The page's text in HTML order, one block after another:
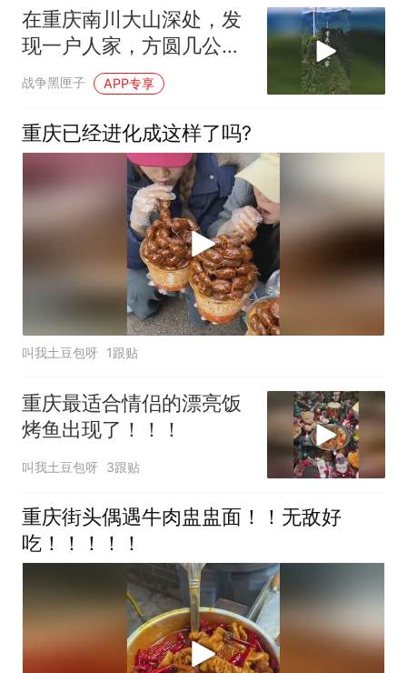
在重庆南川大山深处，发
现一户人家，方圆几公里
就他一户，村长是他
战争黑匣子 APP专享
重庆已经进化成这样了吗?
叫我土豆包呀 1跟贴
重庆最适合情侣的漂亮饭
烤鱼出现了！！！
叫我土豆包呀 3跟贴
重庆街头偶遇牛肉盅盅面！！无敌好
吃！！！！！